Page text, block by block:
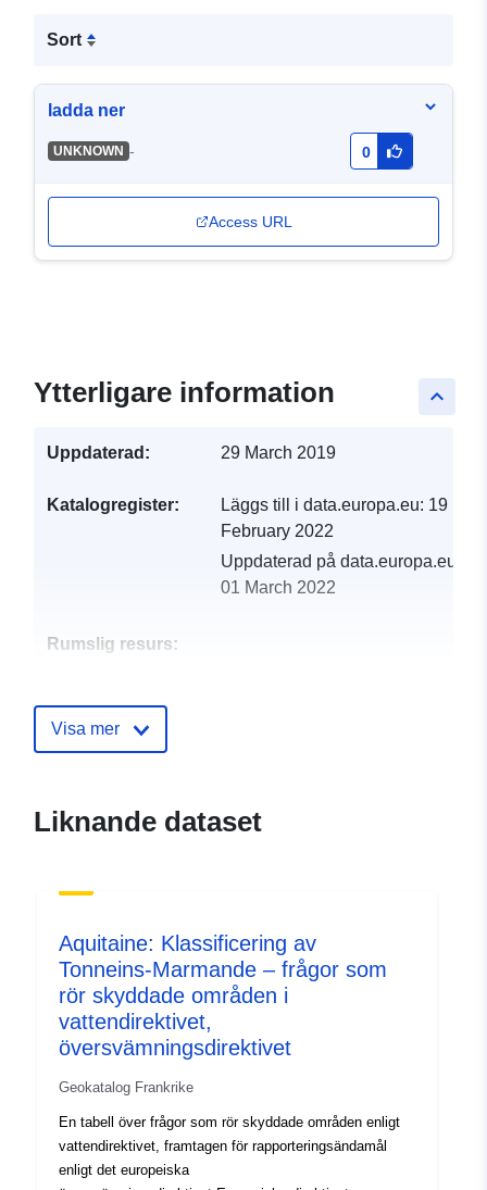
Sort
ladda ner
UNKNOWN - 0
Access URL
keyboard_arrow_up
Ytterligare information
Uppdaterad: 29 March 2019
Katalogregister: Läggs till i data.europa.eu: 19
February 2022
Uppdaterad på data.europa.eu:
01 March 2022
Rumslig resurs:
15c6cea962b7
4617-8ba4-58c481372f06
Typ:
Resurs:
http://inspire.ec.europa.eu/
codelist/SpatialDataServiceType/
Visa mer
Liknande dataset
Aquitaine: Klassificering av
Tonneins-Marmande – frågor som
rör skyddade områden i
vattendirektivet,
översvämningsdirektivet
Geokatalog Frankrike
En tabell över frågor som rör skyddade områden enligt
vattendirektivet, framtagen för rapporteringsändamål
enligt det europeiska